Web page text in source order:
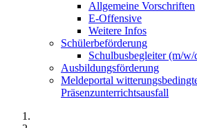
Allgemeine Vorschriften
E-Offensive
Weitere Infos
Schülerbeförderung
Schulbusbegleiter (m/w/
Ausbildungsförderung
Meldeportal
Präsenzunterrichtsausfall